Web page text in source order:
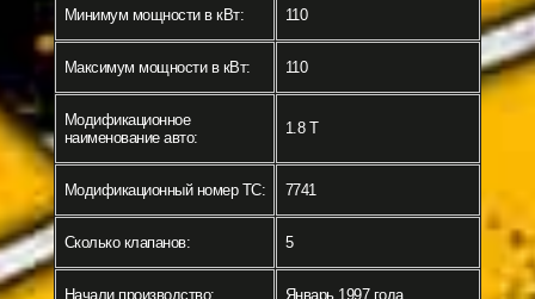
Минимум мощности в кВт: 110
Максимум мощности в кВт: 110
Модификационное
наименование авто:
1.8 T
Модификационный номер ТС: 7741
Сколько клапанов: 5
Начали производство: Январь 1997 года